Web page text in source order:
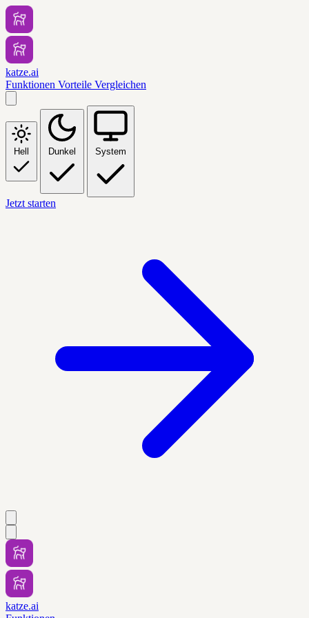
katze.ai
Funktionen Vorteile Vergleichen
Hell Dunkel System
Jetzt starten
katze.ai